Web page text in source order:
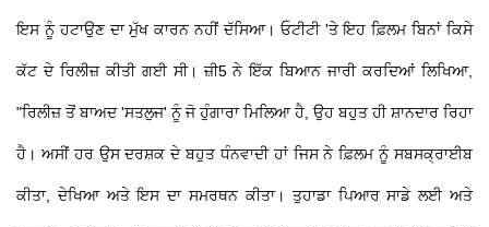
ਇਸ ਨੂੰ ਹਟਾਉਣ ਦਾ ਮੁੱਖ ਕਾਰਨ ਨਹੀਂ ਦੱਸਿਆ। ਓਟੀਟੀ 'ਤੇ ਇਹ ਫ਼ਿਲਮ ਬਿਨਾਂ ਕਿਸੇ
ਕੱਟ ਦੇ ਰਿਲੀਜ਼ ਕੀਤੀ ਗਈ ਸੀ। ਜ਼ੀ5 ਨੇ ਇੱਕ ਬਿਆਨ ਜਾਰੀ ਕਰਦਿਆਂ ਲਿਖਿਆ,
"ਰਿਲੀਜ਼ ਤੋਂ ਬਾਅਦ 'ਸਤਲੁਜ' ਨੂੰ ਜੋ ਹੁੰਗਾਰਾ ਮਿਲਿਆ ਹੈ, ਉਹ ਬਹੁਤ ਹੀ ਸ਼ਾਨਦਾਰ ਰਿਹਾ
ਹੈ। ਅਸੀਂ ਹਰ ਉਸ ਦਰਸ਼ਕ ਦੇ ਬਹੁਤ ਧੰਨਵਾਦੀ ਹਾਂ ਜਿਸ ਨੇ ਫ਼ਿਲਮ ਨੂੰ ਸਬਸਕ੍ਰਾਈਬ
ਕੀਤਾ, ਦੇਖਿਆ ਅਤੇ ਇਸ ਦਾ ਸਮਰਥਨ ਕੀਤਾ। ਤੁਹਾਡਾ ਪਿਆਰ ਸਾਡੇ ਲਈ ਅਤੇ